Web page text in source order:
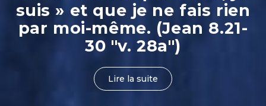
suis » et que je ne fais rien
par moi-même. (Jean 8.21-
30 "v. 28a")
Lire la suite